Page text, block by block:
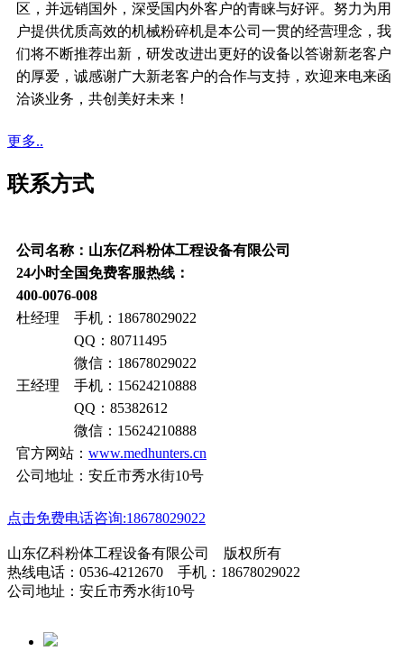
区，并远销国外，深受国内外客户的青睐与好评。努力为用
户提供优质高效的机械粉碎机是本公司一贯的经营理念，我
们将不断推荐出新，研发改进出更好的设备以答谢新老客户
的厚爱，诚感谢广大新老客户的合作与支持，欢迎来电来函
洽谈业务，共创美好未来！
更多..
联系方式
公司名称：山东亿科粉体工程设备有限公司
24小时全国免费客服热线：
400-0076-008
杜经理 手机：18678029022
QQ：80711495
微信：18678029022
王经理 手机：15624210888
QQ：85382612
微信：15624210888
官方网站： www.medhunters.cn
公司地址：安丘市秀水街10号
点击免费电话咨询:18678029022
山东亿科粉体工程设备有限公司 版权所有
热线电话：0536-4212670 手机：18678029022
公司地址：安丘市秀水街10号